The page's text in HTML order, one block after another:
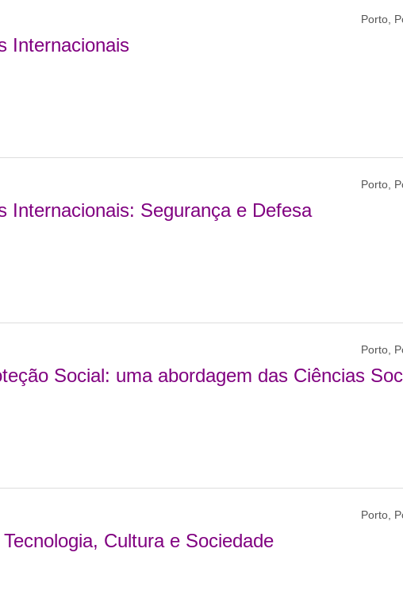
Porto,
Internacionais
Porto,
Internacionais: Segurança e Defesa
Porto,
Social: uma abordagem das Ciências
Porto,
Cultura e Sociedade